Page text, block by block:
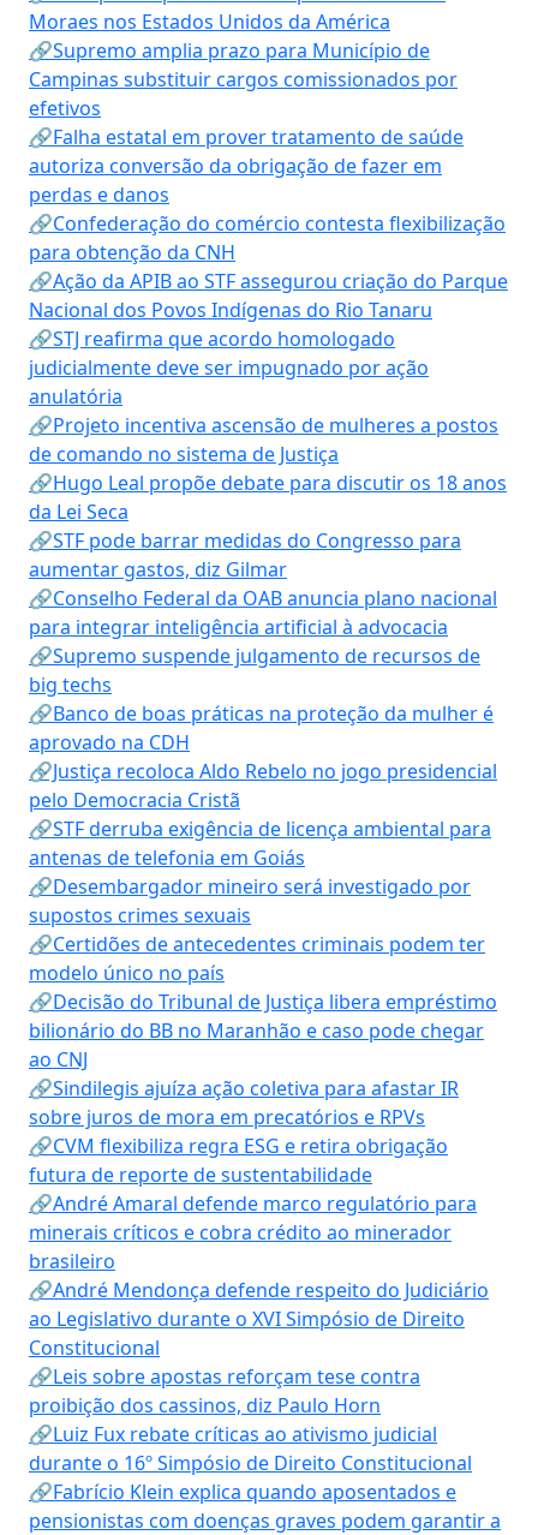
Moraes nos Estados Unidos da América
🔗Supremo amplia prazo para Município de
Campinas substituir cargos comissionados por
efetivos
🔗Falha estatal em prover tratamento de saúde
autoriza conversão da obrigação de fazer em
perdas e danos
🔗Confederação do comércio contesta flexibilização
para obtenção da CNH
🔗Ação da APIB ao STF assegurou criação do Parque
Nacional dos Povos Indígenas do Rio Tanaru
🔗STJ reafirma que acordo homologado
judicialmente deve ser impugnado por ação
anulatória
🔗Projeto incentiva ascensão de mulheres a postos
de comando no sistema de Justiça
🔗Hugo Leal propõe debate para discutir os 18 anos
da Lei Seca
🔗STF pode barrar medidas do Congresso para
aumentar gastos, diz Gilmar
🔗Conselho Federal da OAB anuncia plano nacional
para integrar inteligência artificial à advocacia
🔗Supremo suspende julgamento de recursos de
big techs
🔗Banco de boas práticas na proteção da mulher é
aprovado na CDH
🔗Justiça recoloca Aldo Rebelo no jogo presidencial
pelo Democracia Cristã
🔗STF derruba exigência de licença ambiental para
antenas de telefonia em Goiás
🔗Desembargador mineiro será investigado por
supostos crimes sexuais
🔗Certidões de antecedentes criminais podem ter
modelo único no país
🔗Decisão do Tribunal de Justiça libera empréstimo
bilionário do BB no Maranhão e caso pode chegar
ao CNJ
🔗Sindilegis ajuíza ação coletiva para afastar IR
sobre juros de mora em precatórios e RPVs
🔗CVM flexibiliza regra ESG e retira obrigação
futura de reporte de sustentabilidade
🔗André Amaral defende marco regulatório para
minerais críticos e cobra crédito ao minerador
brasileiro
🔗André Mendonça defende respeito do Judiciário
ao Legislativo durante o XVI Simpósio de Direito
Constitucional
🔗Leis sobre apostas reforçam tese contra
proibição dos cassinos, diz Paulo Horn
🔗Luiz Fux rebate críticas ao ativismo judicial
durante o 16º Simpósio de Direito Constitucional
🔗Fabrício Klein explica quando aposentados e
pensionistas com doenças graves podem garantir a